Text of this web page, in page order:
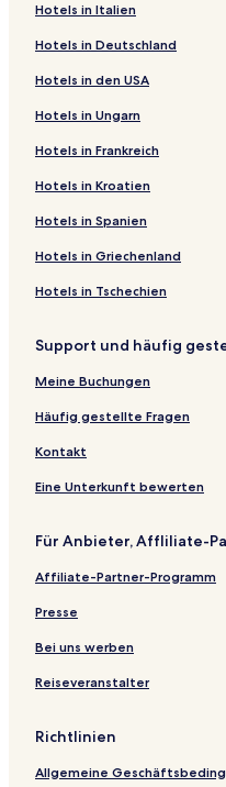
Hotels in Italien
Hotels in Deutschland
Hotels in den USA
Hotels in Ungarn
Hotels in Frankreich
Hotels in Kroatien
Hotels in Spanien
Hotels in Griechenland
Hotels in Tschechien
Support und häufig
Meine Buchungen
Häufig gestellte Fragen
Kontakt
Eine Unterkunft bewerten
Für Anbieter, Affliliate-
Affiliate-Partner-Programm
Presse
Bei uns werben
Reiseveranstalter
Richtlinien
Allgemeine